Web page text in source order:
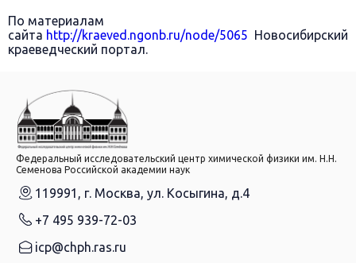
По материалам
сайта http://kraeved.ngonb.ru/node/5065 Новосибирский
краеведческий портал.
Федеральный исследовательский центр химической физики им. Н.Н.
Семенова Российской академии наук
119991, г. Москва, ул. Косыгина, д.4
+7 495 939-72-03
icp@chph.ras.ru